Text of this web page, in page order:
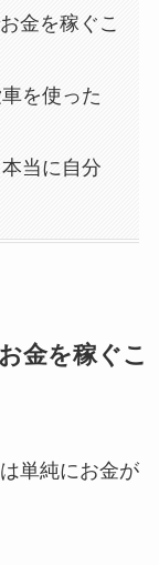
金を稼ぐこ
を使った
当に自分
金を稼ぐこ
単純にお金が